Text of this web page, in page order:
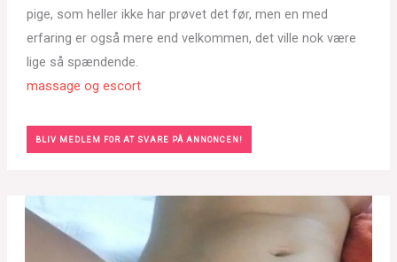
pige, som heller ikke har prøvet det før, men en med
erfaring er også mere end velkommen, det ville nok være
lige så spændende.
massage og escort
BLIV MEDLEM FOR AT SVARE PÅ ANNONCEN!